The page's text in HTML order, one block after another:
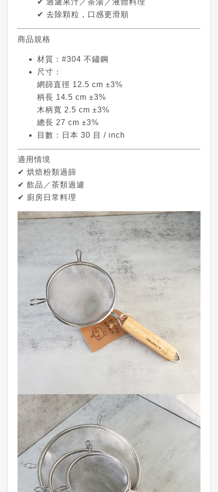
✔ 過濾果汁／茶湯／液體料理
✔ 去除顆粒，口感更滑順
商品規格
材質：#304 不鏽鋼
尺寸：
網篩直徑 12.5 cm ±3%
柄長 14.5 cm ±3%
木柄寬 2.5 cm ±3%
總長 27 cm ±3%
目數：日本 30 目 / inch
適用情境
✔ 烘焙粉類過篩
✔ 飲品／茶類過濾
✔ 廚房日常料理